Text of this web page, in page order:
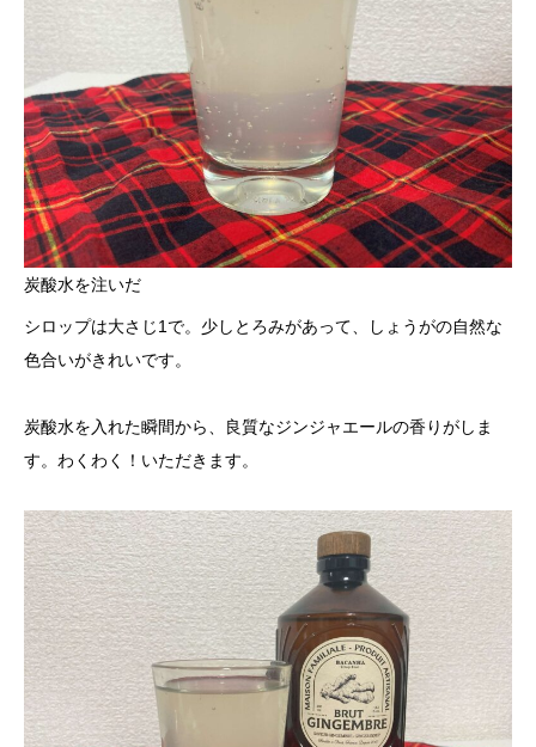
炭酸水を注いだ
シロップは大さじ1で。少しとろみがあって、しょうがの自然な
色合いがきれいです。
炭酸水を入れた瞬間から、良質なジンジャエールの香りがしま
す。わくわく！いただきます。